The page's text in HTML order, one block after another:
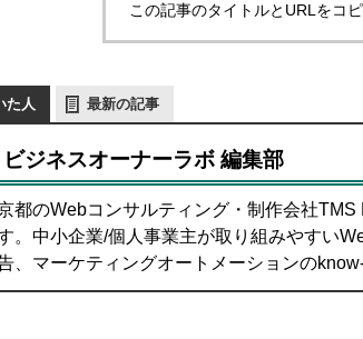
この記事のタイトルとURLをコ
た人 最新の記事
ビジネスオーナーラボ 編集部
都のWebコンサルティング・制作会社
。中小企業/個人事業主が取り組みやすい
、マーケティングオートメーションの